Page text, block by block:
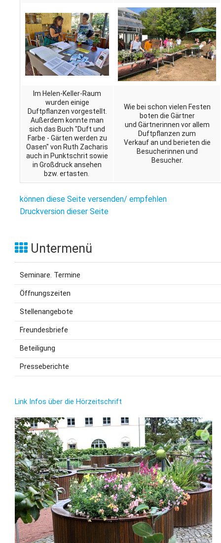
Im Helen-Keller-Raum
wurden einige
Duftpflanzen vorgestellt.
Außerdem konnte man
sich das Buch "Duft und
Farbe - Gärten werden zu
Oasen" von Ruth Zacharis
auch in Punktschrit sowie
in Großdruck ansehen
bzw. ertasten.
Wie bei schon vielen Festen
boten die Gärtner
und Gärtnerinnen vor allem
Duftpflanzen zum
Verkauf an und berieten die
Besucherinnen und
Besucher.
können diese Seite versenden/ empfehlen
Druckversion dieser Seite
Untermenü
Seminare. Termine
Öffnungszeiten
Stellenangebote
Freundesbriefe
Beteiligung
Presseberichte
Link Infos über die Hörzeitschrift